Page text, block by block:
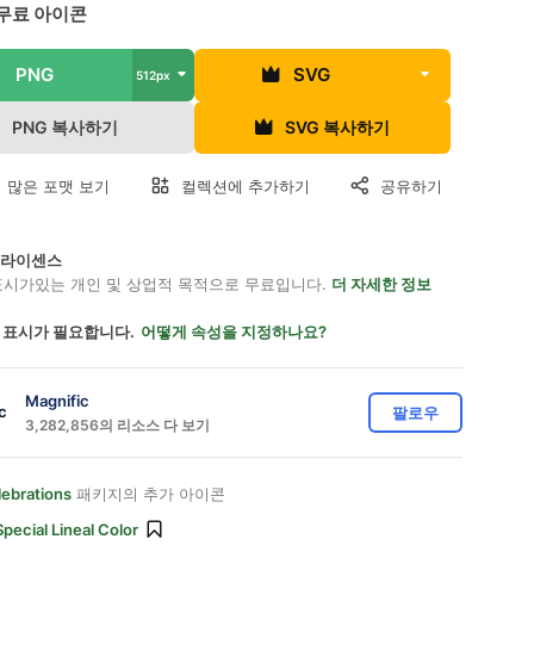
료 아이콘
PNG 512px SVG
PNG 복사하기 SVG 복사하기
많은 포맷 보기 컬렉션에 추가하기 공유하기
이센스
가있는 개인 및 상업적 목적으로 무료입니다. 더 자세한 정보
시가 필요합니다. 어떻게 속성을 지정하나요?
Magnific
3,282,856의 리소스 다 보기
팔로우
패키지의 추가 아이콘
Lineal Color